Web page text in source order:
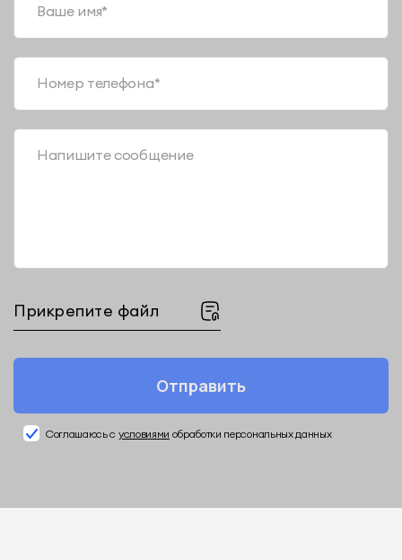
Ваше имя*
Номер телефона*
Напишите сообщение
Прикрепите файл
Отправить
Соглашаюсь с условиями обработки персональных данных